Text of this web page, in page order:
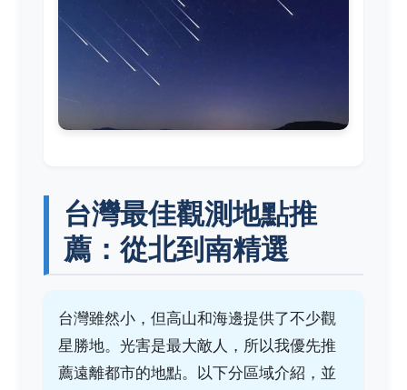
台灣最佳觀測地點推
薦：從北到南精選
台灣雖然小，但高山和海邊提供了不少觀
星勝地。光害是最大敵人，所以我優先推
薦遠離都市的地點。以下分區域介紹，並